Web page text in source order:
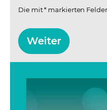
Die mit * markierten
Weiter